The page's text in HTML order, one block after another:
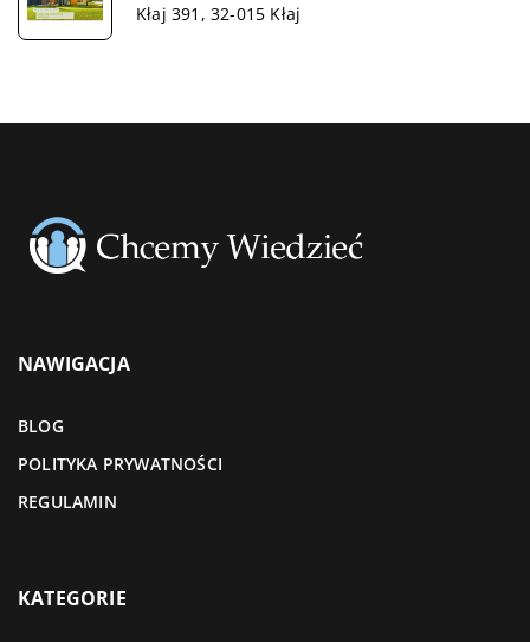
Kłaj 391, 32-015 Kłaj
NAWIGACJA
BLOG
POLITYKA PRYWATNOŚCI
REGULAMIN
KATEGORIE